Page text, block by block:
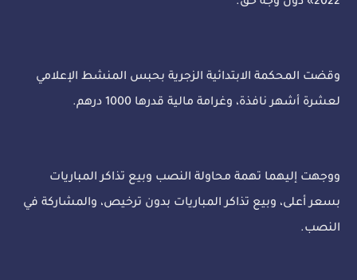
وقضت المحكمة الابتدائية الزجرية بحبس المنشط الإعلامي
لعشرة أشهر نافذة، وغرامة مالية قدرها 1000 درهم.
ووجهت إليهما تهمة محاولة النصب وبيع تذاكر المباريات
بسعر أعلى، وبيع تذاكر المباريات بدون ترخيص، والمشاركة في
النصب.